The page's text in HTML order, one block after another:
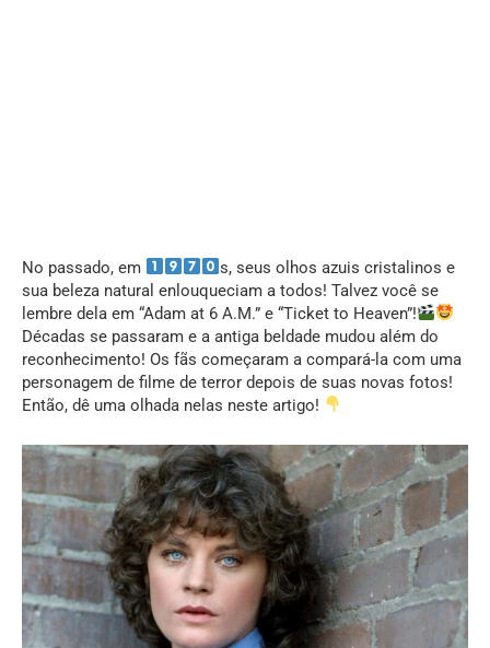
No passado, em
s, seus olhos azuis cristalinos e
sua beleza natural enlouqueciam a todos! Talvez você se
lembre dela em “Adam at 6 A.M.” e “Ticket to Heaven”!
Décadas se passaram e a antiga beldade mudou além do
reconhecimento! Os fãs começaram a compará-la com uma
personagem de filme de terror depois de suas novas fotos!
Então, dê uma olhada nelas neste artigo!